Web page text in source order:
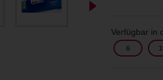
Verfügbar in
6